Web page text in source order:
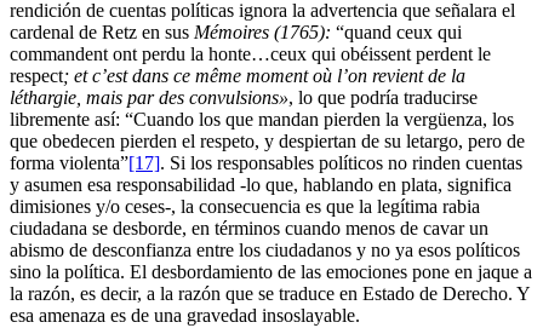
rendición de cuentas políticas ignora la advertencia que señalara el
cardenal de Retz en sus Mémoires (1765): “quand ceux qui
commandent ont perdu la honte…ceux qui obéissent perdent le
respect; et c’est dans ce même moment où l’on revient de la
léthargie, mais par des convulsions», lo que podría traducirse
libremente así: “Cuando los que mandan pierden la vergüenza, los
que obedecen pierden el respeto, y despiertan de su letargo, pero de
forma violenta”[17]. Si los responsables políticos no rinden cuentas
y asumen esa responsabilidad -lo que, hablando en plata, significa
dimisiones y/o ceses-, la consecuencia es que la legítima rabia
ciudadana se desborde, en términos cuando menos de cavar un
abismo de desconfianza entre los ciudadanos y no ya esos políticos
sino la política. El desbordamiento de las emociones pone en jaque a
la razón, es decir, a la razón que se traduce en Estado de Derecho. Y
esa amenaza es de una gravedad insoslayable.